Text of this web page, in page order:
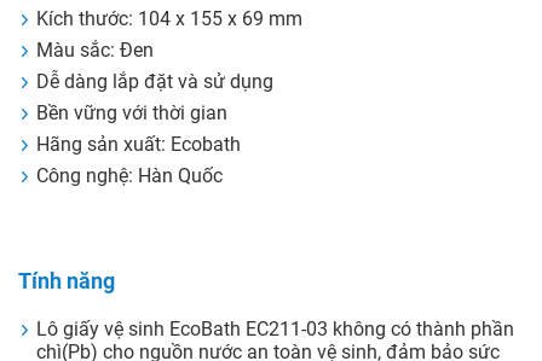
Kích thước: 104 x 155 x 69 mm
Màu sắc: Đen
Dễ dàng lắp đặt và sử dụng
Bền vững với thời gian
Hãng sản xuất: Ecobath
Công nghệ: Hàn Quốc
Tính năng
Lô giấy vệ sinh EcoBath EC211-03 không có thành phần
chì(Pb) cho nguồn nước an toàn vệ sinh, đảm bảo sức